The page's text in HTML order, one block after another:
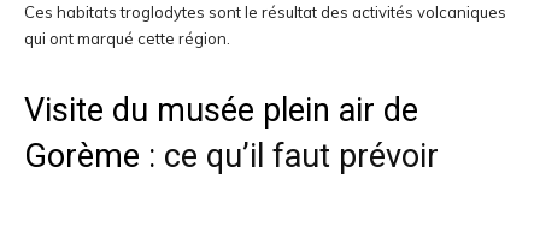
Ces habitats troglodytes sont le résultat des activités volcaniques
qui ont marqué cette région.
Visite du musée plein air de
Gorème : ce qu’il faut prévoir